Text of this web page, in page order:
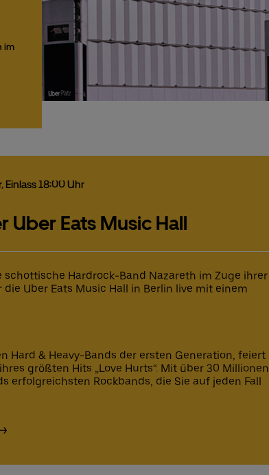
im
, Einlass 18:00 Uhr
Uber Eats Music Hall
schottische Hardrock-Band Nazareth im Zuge ihrer
die Uber Eats Music Hall in Berlin live mit einem
Hard & Heavy-Bands der ersten Generation, feiert
größten Hits „Love Hurts“. Mit über 30 Millionen
erfolgreichsten Rockbands, die Sie auf jeden Fall